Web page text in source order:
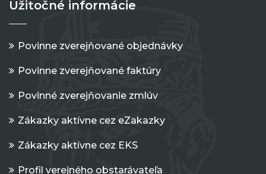
Užitočné informácie
Povinne zverejňované objednávky
Povinne zverejňované faktúry
Povinné zverejňovanie zmlúv
Zákazky aktívne cez eZakazky
Zákazky aktívne cez EKS
Profil verejného obstarávateľa